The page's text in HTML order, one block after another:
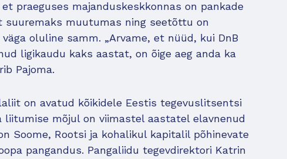
praeguses majanduskeskkonnas on pankade
muutumas ning seetõttu on
oluline samm. „Arvame, et nüüd, kui DnB
ligikaudu kaks aastat, on õige aeg anda ka
Pajoma.
on avatud kõikidele Eestis tegevuslitsentsi
mõjul on viimastel aastatel elavnenud
Soome, Rootsi ja kohalikul kapitalil põhinevate
pangandus. Pangaliidu tegevdirektori Katrin